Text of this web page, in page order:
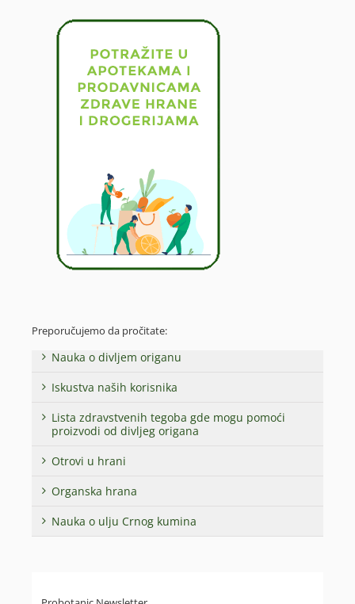
Preporučujemo da pročitate:
Nauka o divljem origanu
Iskustva naših korisnika
Lista zdravstvenih tegoba gde mogu pomoći
proizvodi od divljeg origana
Otrovi u hrani
Organska hrana
Nauka o ulju Crnog kumina